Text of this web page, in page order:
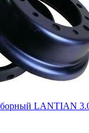
LANTIAN